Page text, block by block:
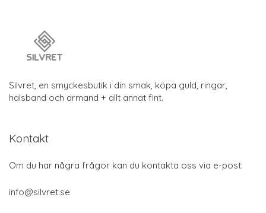
Silvret, en smyckesbutik i din smak, köpa guld, ringar,
halsband och armand + allt annat fint.
Kontakt
Om du har några frågor kan du kontakta oss via e-post:
info@silvret.se